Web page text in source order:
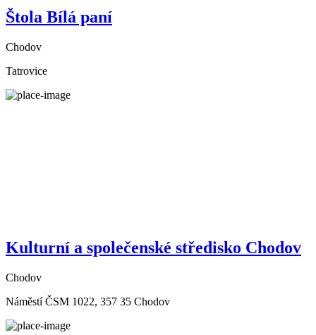
Štola Bílá paní
Chodov
Tatrovice
Kulturní a společenské středisko Chodov
Chodov
Náměstí ČSM 1022, 357 35 Chodov